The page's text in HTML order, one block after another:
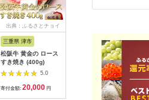
出典：ふるさとチョイ
三重県 津市
松阪牛 黄金の ロース
すき焼き (400g)
5.0
寄付金額: 20,000 円
ス
千葉県 鴨川市
【高梨牧場】すき焼
き・しゃぶしゃぶに！
A５ランク『かずさ和
牛（黒毛和牛）』薄切
り肩ロース 300g
[0016-0019]
5.0
寄付金額:16,000